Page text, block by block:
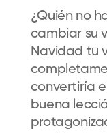
¿Quién no
cambiar su
Navidad tu
convertiría
buena